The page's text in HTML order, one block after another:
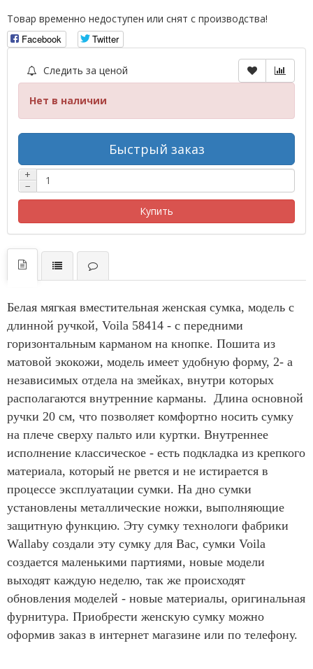
Товар временно недоступен или снят с производства!
Facebook
Twitter
Следить за ценой
Нет в наличии
Быстрый заказ
+
−
Купить
Белая мягкая вместительная женская сумка, модель с
длинной ручкой, Voila 58414 - с передними
горизонтальным карманом на кнопке. Пошита из
матовой экокожи, модель имеет удобную форму, 2- а
независимых отдела на змейках, внутри которых
располагаются внутренние карманы. Длина основной
ручки 20 см, что позволяет комфортно носить сумку
на плече сверху пальто или куртки. Внутреннее
исполнение классическое - есть подкладка из крепкого
материала, который не рвется и не истирается в
процессе эксплуатации сумки. На дно сумки
установлены металлические ножки, выполняющие
защитную функцию. Эту сумку технологи фабрики
Wallaby создали эту сумку для Вас, сумки Voila
создается маленькими партиями, новые модели
выходят каждую неделю, так же происходят
обновления моделей - новые материалы, оригинальная
фурнитура. Приобрести женскую сумку можно
оформив заказ в интернет магазине или по телефону.